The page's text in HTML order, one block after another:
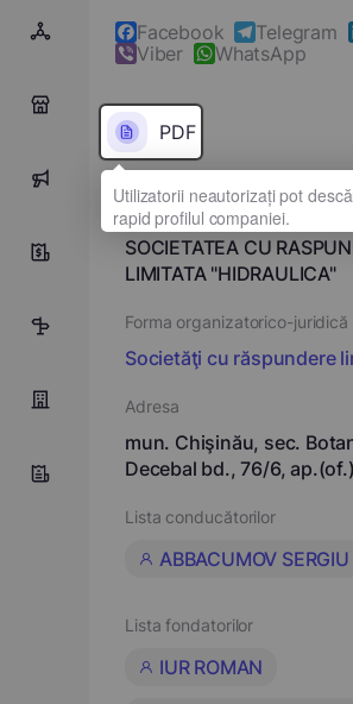
0
5
Facebook Telegram
Viber
WhatsApp
PDF
Denumirea completă
SOCIETATEA CU
LIMITATA "HIDRAULICA"
Forma organizatorico-juridică
Societăţi cu răspundere
Adresa
mun. Chişinău, sec.
Decebal bd., 76/6,
Lista conducătorilor
ABBACUMOV SERGIU
Lista fondatorilor
IUR ROMAN